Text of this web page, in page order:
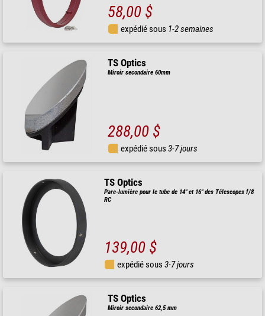
58,00 $
expédié sous 1-2 semaines
TS Optics
Miroir secondaire 60mm
288,00 $
expédié sous3-7 jours
TS Optics
Pare-lumière pour le tube de 14" et 16" des Télescopes f/8
RC
139,00 $
expédié sous 3-7 jours
TS Optics
Miroir secondaire 62,5 mm